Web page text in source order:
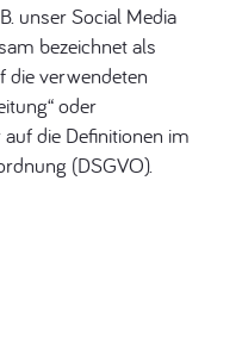
unser Social Media
bezeichnet als
die verwendeten
oder
die Definitionen im
(DSGVO).